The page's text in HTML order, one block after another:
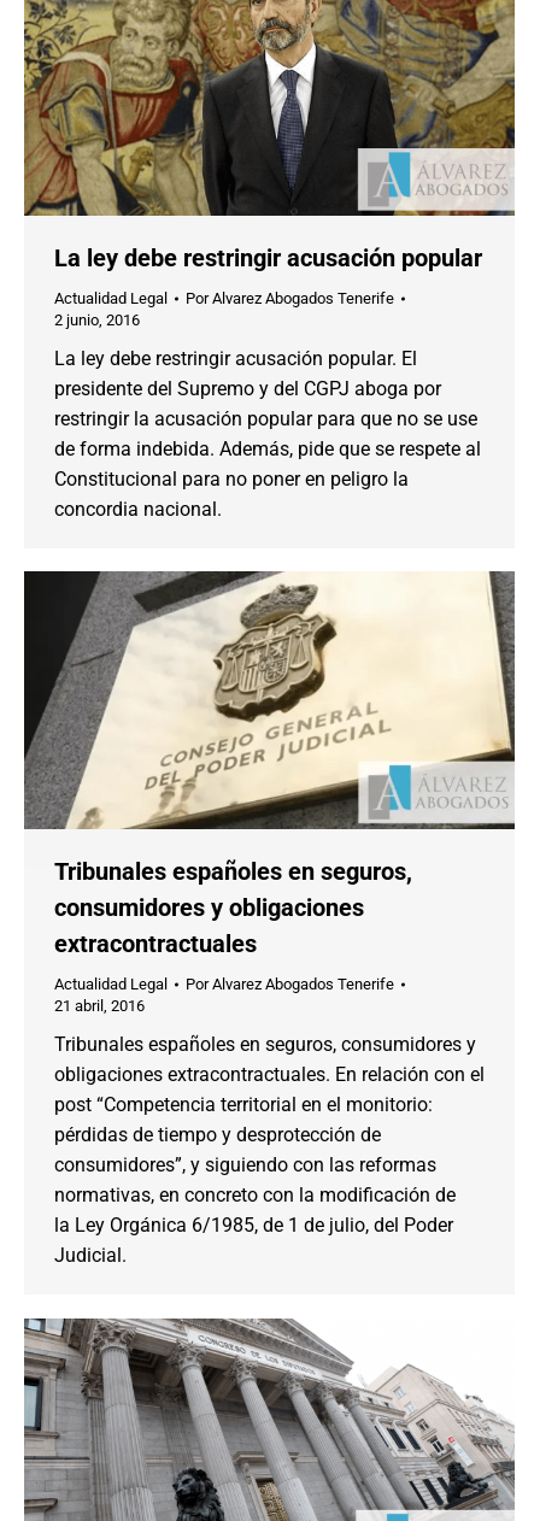
La ley debe restringir acusación popular
Actualidad Legal PorAlvarez Abogados Tenerife
2 junio, 2016
La ley debe restringir acusación popular. El
presidente del Supremo y del CGPJ aboga por
restringir la acusación popular para que no se use
de forma indebida. Además, pide que se respete al
Constitucional para no poner en peligro la
concordia nacional.
Tribunales españoles en seguros,
consumidores y obligaciones
extracontractuales
Actualidad Legal PorAlvarez Abogados Tenerife
21 abril, 2016
Tribunales españoles en seguros, consumidores y
obligaciones extracontractuales. En relación con el
post “Competencia territorial en el monitorio:
pérdidas de tiempo y desprotección de
consumidores”, y siguiendo con las reformas
normativas, en concreto con la modificación de
la Ley Orgánica 6/1985, de 1 de julio, del Poder
Judicial.